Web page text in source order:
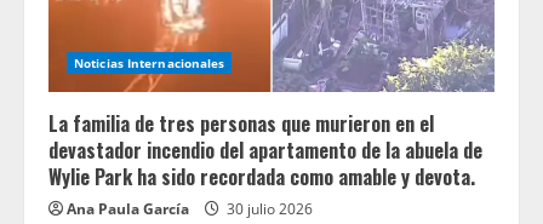
Noticias Internacionales
La familia de tres personas que murieron en el
devastador incendio del apartamento de la abuela de
Wylie Park ha sido recordada como amable y devota.
Ana Paula García 30 julio 2026